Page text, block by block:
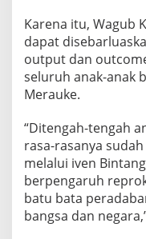
Karena itu, Wagub
dapat
output dan
seluruh anak-anak
Merauke.
“Ditengah-tengah
rasa-rasanya
melalui iven
berpengaruh
batu bata
bangsa dan